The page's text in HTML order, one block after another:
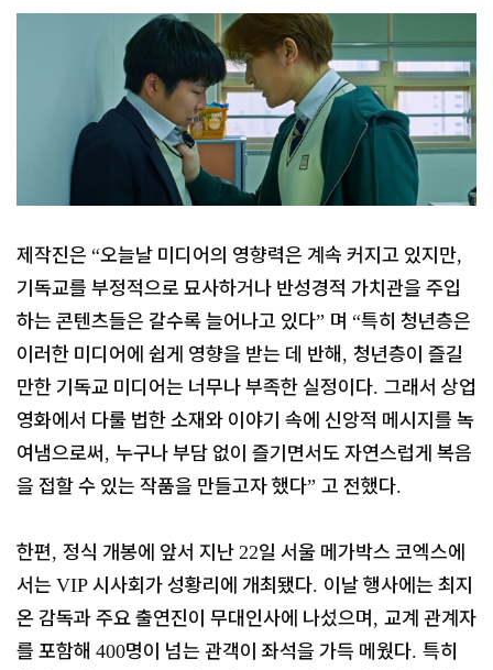
제작진은 “오늘날 미디어의 영향력은 계속 커지고 있지만,
기독교를 부정적으로 묘사하거나 반성경적 가치관을 주입
하는 콘텐츠들은 갈수록 늘어나고 있다” 며 “특히 청년층은
이러한 미디어에 쉽게 영향을 받는 데 반해, 청년층이 즐길
만한 기독교 미디어는 너무나 부족한 실정이다. 그래서 상업
영화에서 다룰 법한 소재와 이야기 속에 신앙적 메시지를 녹
여냄으로써, 누구나 부담 없이 즐기면서도 자연스럽게 복음
을 접할 수 있는 작품을 만들고자 했다” 고 전했다.
한편, 정식 개봉에 앞서 지난 22일 서울 메가박스 코엑스에
서는 VIP 시사회가 성황리에 개최됐다. 이날 행사에는 최지
온 감독과 주요 출연진이 무대인사에 나섰으며, 교계 관계자
를 포함해 400명이 넘는 관객이 좌석을 가득 메웠다. 특히